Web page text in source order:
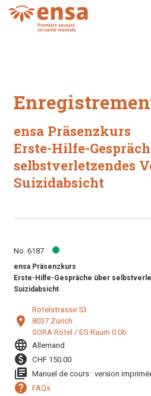
ensa Präsenzkurs
Erste-Hilfe-
selbstverletzendes
Suizidabsicht
No. 6187
ensa Präsenzkurs
Erste-Hilfe-Gespräche über
Suizidabsicht
location_on
Rötelstrasse 53
8037 Zürich
SORA Rötel / EG Raum 0.06
language Allemand
paid CHF 150.00
library_books Manuel de cours : version
help FAQs